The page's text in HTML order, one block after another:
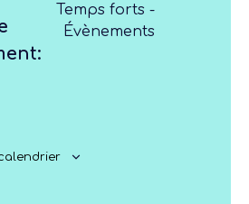
Temps forts -
Évènements